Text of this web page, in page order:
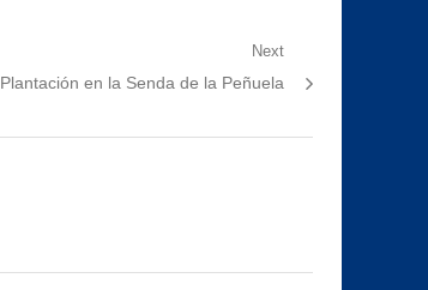
Next
Next
Plantación en la Senda de la Peñuela